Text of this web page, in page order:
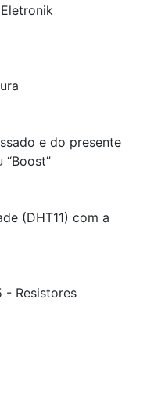
e do presente
“Boost”
(DHT11) com a
- Resistores